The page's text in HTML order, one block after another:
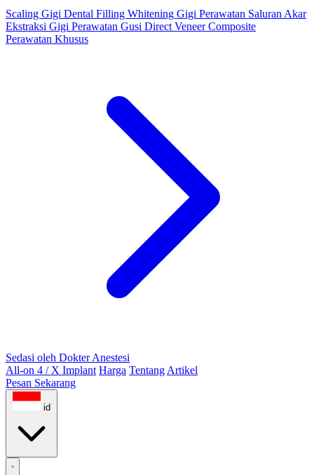
Scaling Gigi Dental Filling Whitening Gigi Perawatan Saluran Akar
Ekstraksi Gigi Perawatan Gusi Direct Veneer Composite
Perawatan Khusus
Sedasi oleh Dokter Anestesi
All-on 4 / X Implant Harga Tentang Artikel
Pesan Sekarang
id